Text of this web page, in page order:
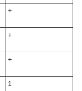
+
+
+
1